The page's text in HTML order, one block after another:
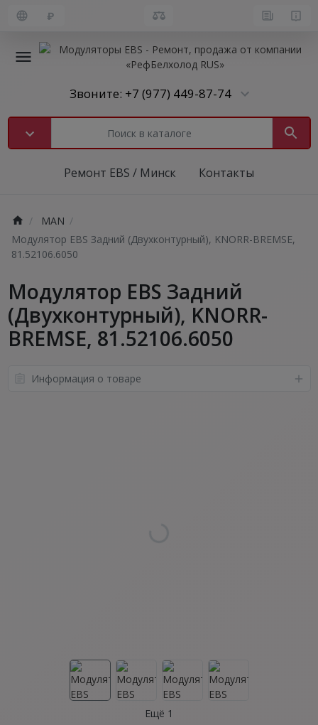
₽
Звоните: +7 (977) 449-87-74
Ремонт EBS / Минск Контакты
MAN
Модулятор EBS Задний (Двухконтурный), KNORR-BREMSE,
81.52106.6050
Модулятор EBS Задний
(Двухконтурный), KNORR-
BREMSE, 81.52106.6050
Информация о товаре
Ещё 1